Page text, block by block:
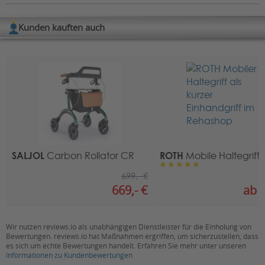
Einsatzbereich:
Belastbarkeit (in
Empfohlene
Körpergröße (in
150 - 200
Gesamtbreite (in
63
Sitzhöhe (in cm):
55
Sitztiefe (in cm):
42
Download Praxistipps Rollatoren
Herstellerinformation
Rotterdamseweg 402M
2629HH Delft, Niederlande
info@rollz.com
Kunden kauften auch
SALJOL Carbon Rollator CR
669,- €
699,- €
ROTH Mobile Haltegriffe
ab
Wir nutzen reviews.io als unabhängigen Dienstleister für die Einholung von
Bewertungen. reviews.io hat Maßnahmen ergriffen, um sicherzustellen, dass
es sich um echte Bewertungen handelt. Erfahren Sie mehr unter unseren
Informationen zu Kundenbewertungen